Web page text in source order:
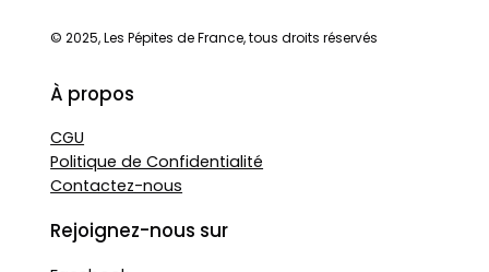
© 2025, Les Pépites de France, tous droits réservés
À propos
CGU
Politique de Confidentialité
Contactez-nous
Rejoignez-nous sur